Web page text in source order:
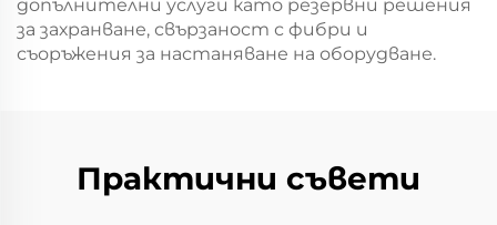
допълнителни услуги като резервни решения
за захранване, свързаност с фибри и
съоръжения за настаняване на оборудване.
Практични съвети